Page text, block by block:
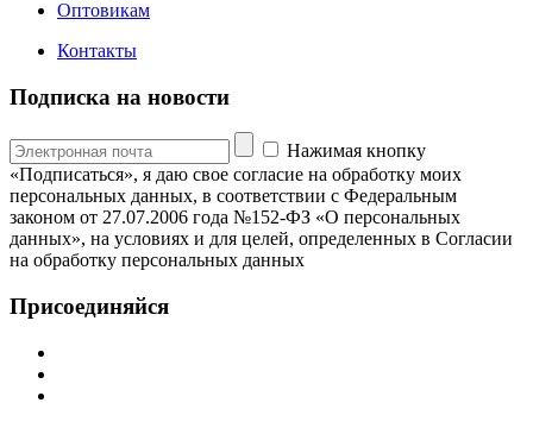
Оптовикам
Контакты
Подписка на новости
Нажимая кнопку
«Подписаться», я даю свое согласие на обработку моих
персональных данных, в соответствии с Федеральным
законом от 27.07.2006 года №152-ФЗ «О персональных
данных», на условиях и для целей, определенных в Согласии
на обработку персональных данных
Присоединяйся